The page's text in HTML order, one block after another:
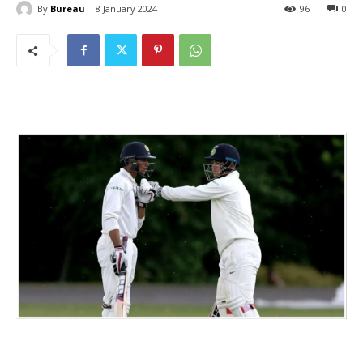
By Bureau 8 January 2024 0
96